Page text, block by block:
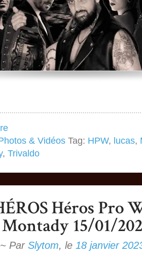
& Vidéos Tag: HPW, lucas,
, Trivaldo
~ Par Slytom, le 18 janvier